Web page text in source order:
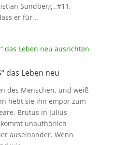
Sundberg „#11.
er für...
das Leben neu
des Menschen, und weiß
hebt sie ihn empor zum
Brutus in Julius
unaufhörlich
auseinander. Wenn